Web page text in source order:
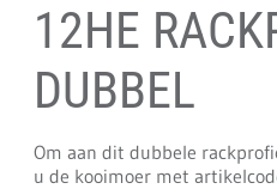
12HE
DUBBEL
Om aan dit dubbele
u de kooimoer met